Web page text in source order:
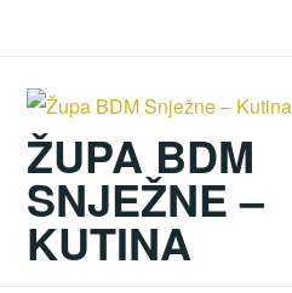
sadržaj
ŽUPA BDM
SNJEŽNE –
KUTINA